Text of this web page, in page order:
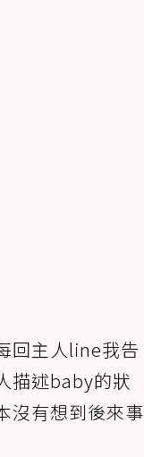
回主人line我告
描述baby的狀
沒有想到後來事